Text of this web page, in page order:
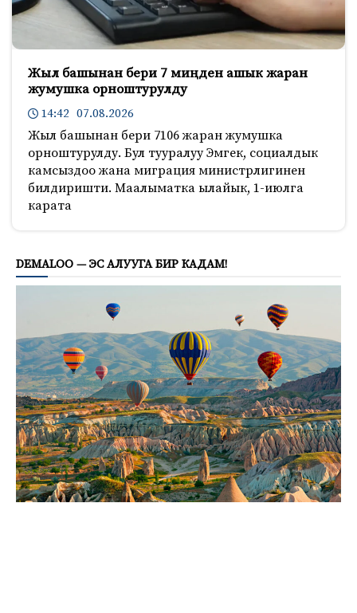
Жыл башынан бери 7 миңден ашык жаран
жумушка орноштурулду
14:42 07.08.2026
Жыл башынан бери 7106 жаран жумушка
орноштурулду. Бул тууралуу Эмгек, социалдык
камсыздоо жана миграция министрлигинен
билдиришти. Маалыматка ылайык, 1-июлга
карата
DEMALOO — ЭС АЛУУГА БИР КАДАМ!